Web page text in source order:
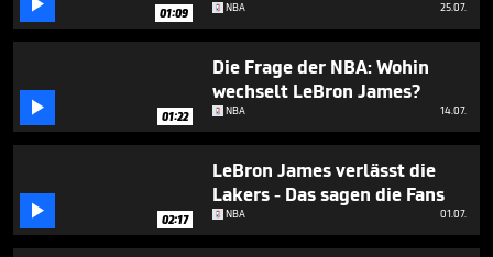
minute,
29
seconds
01:09 NBA 25.07.
 01:22
Die Frage der NBA: Wohin
wechselt LeBron James?
NBA 14.07.
 02:17
LeBron James verlässt die
Lakers - Das sagen die Fans
NBA 01.07.